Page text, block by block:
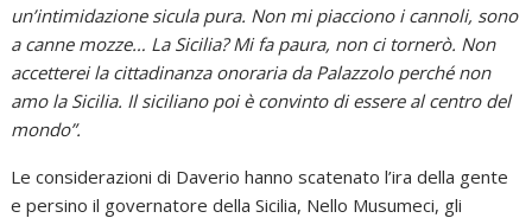
un’intimidazione sicula pura. Non mi piacciono i cannoli, sono
a canne mozze… La Sicilia? Mi fa paura, non ci tornerò. Non
accetterei la cittadinanza onoraria da Palazzolo perché non
amo la Sicilia. Il siciliano poi è convinto di essere al centro del
mondo”.
Le considerazioni di Daverio hanno scatenato l’ira della gente
e persino il governatore della Sicilia, Nello Musumeci, gli